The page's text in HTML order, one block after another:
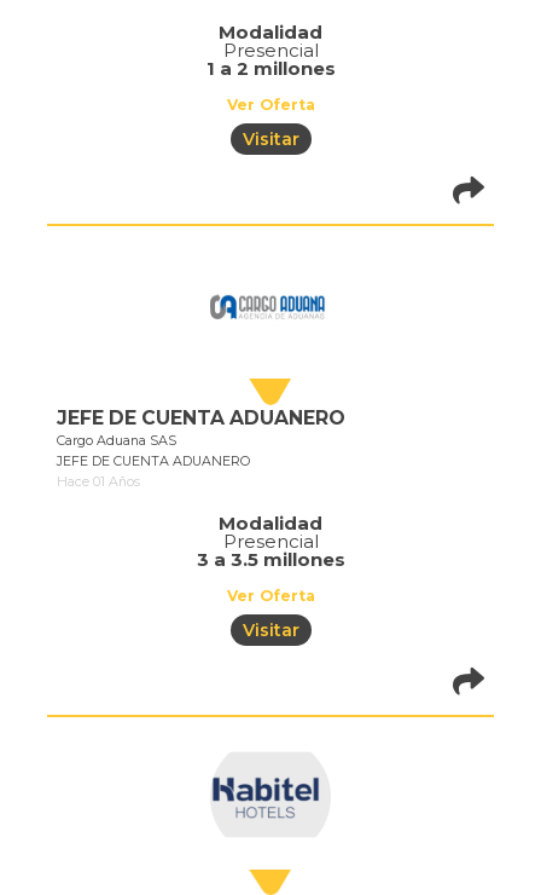
Modalidad
Presencial
1 a 2 millones
Ver Oferta
Visitar
JEFE DE CUENTA ADUANERO
Cargo Aduana SAS
JEFE DE CUENTA ADUANERO
Hace 01 Años
Modalidad
Presencial
3 a 3.5 millones
Ver Oferta
Visitar